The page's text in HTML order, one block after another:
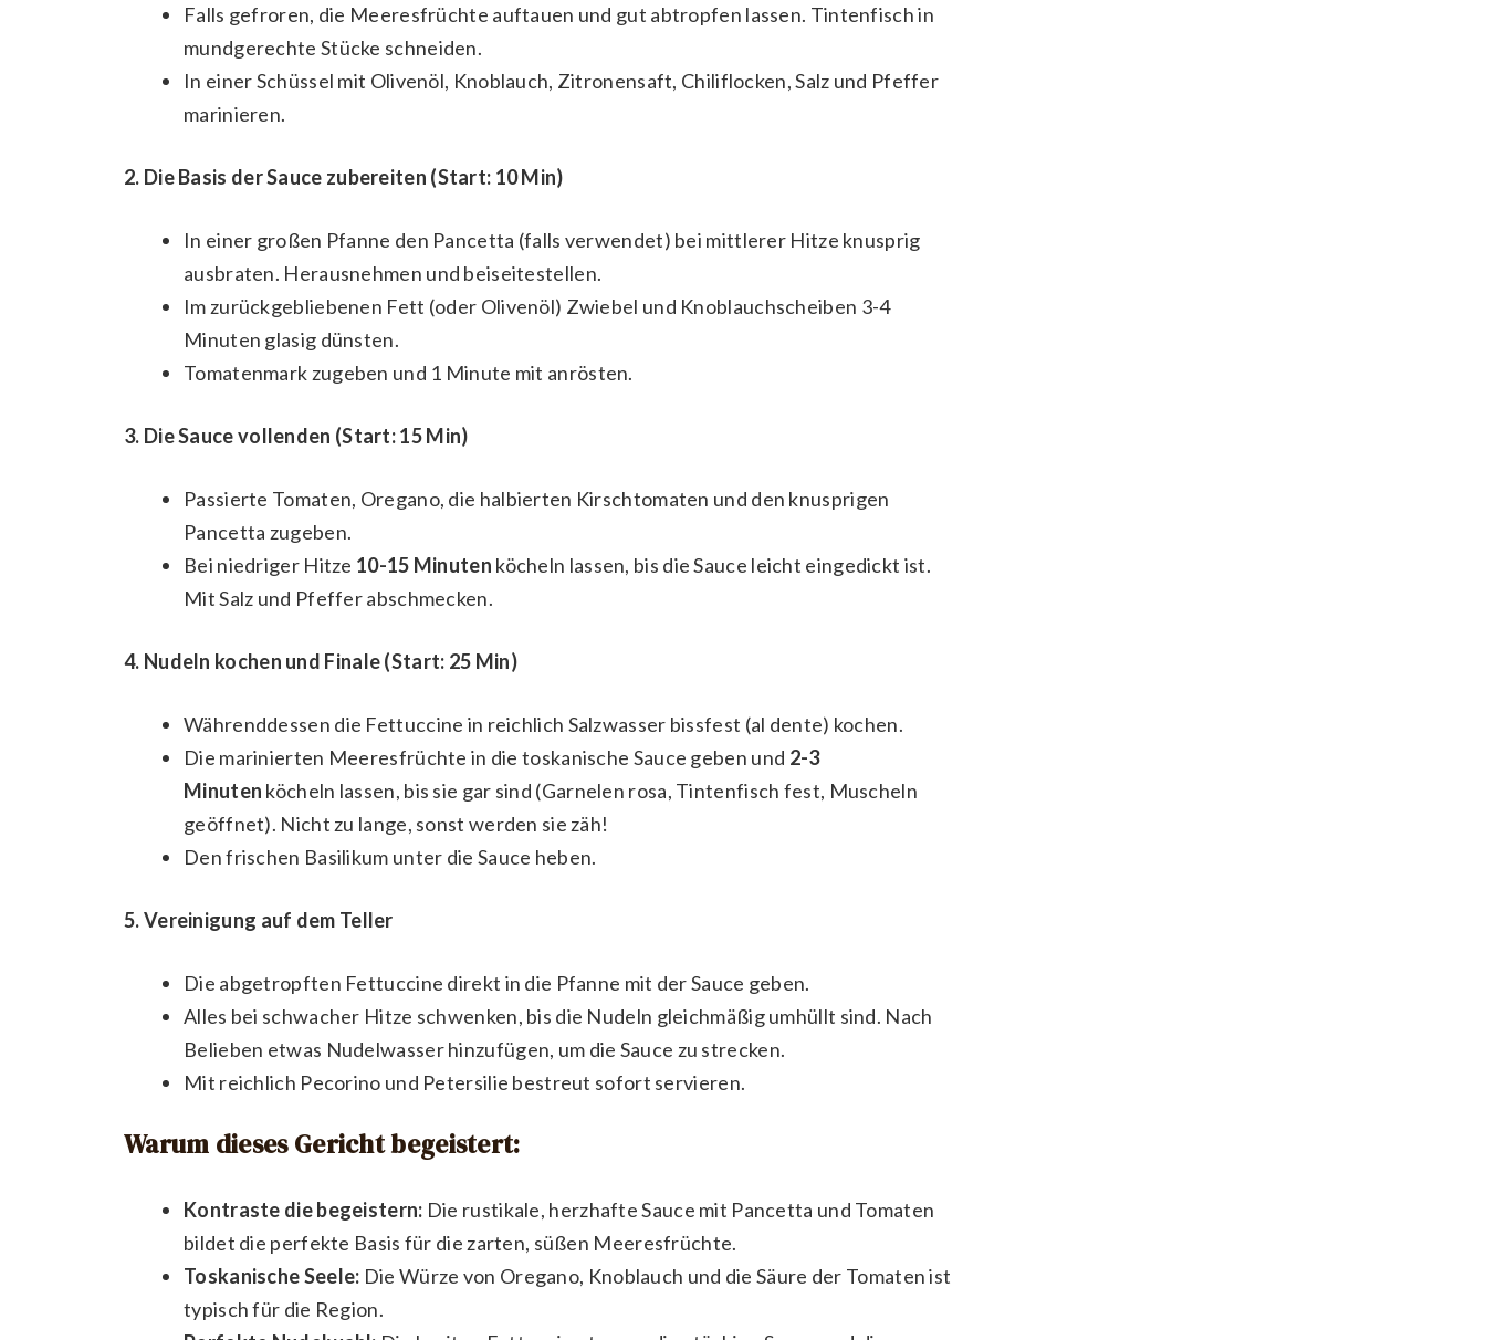
Falls gefroren, die Meeresfrüchte auftauen und gut abtropfen lassen. Tintenfisch in
mundgerechte Stücke schneiden.
In einer Schüssel mit Olivenöl, Knoblauch, Zitronensaft, Chiliflocken, Salz und Pfeffer
marinieren.
2. Die Basis der Sauce zubereiten (Start: 10 Min)
In einer großen Pfanne den Pancetta (falls verwendet) bei mittlerer Hitze knusprig
ausbraten. Herausnehmen und beiseitestellen.
Im zurückgebliebenen Fett (oder Olivenöl) Zwiebel und Knoblauchscheiben 3-4
Minuten glasig dünsten.
Tomatenmark zugeben und 1 Minute mit anrösten.
3. Die Sauce vollenden (Start: 15 Min)
Passierte Tomaten, Oregano, die halbierten Kirschtomaten und den knusprigen
Pancetta zugeben.
Bei niedriger Hitze 10-15 Minuten köcheln lassen, bis die Sauce leicht eingedickt ist.
Mit Salz und Pfeffer abschmecken.
4. Nudeln kochen und Finale (Start: 25 Min)
Währenddessen die Fettuccine in reichlich Salzwasser bissfest (al dente) kochen.
Die marinierten Meeresfrüchte in die toskanische Sauce geben und 2-3
Minuten köcheln lassen, bis sie gar sind (Garnelen rosa, Tintenfisch fest, Muscheln
geöffnet). Nicht zu lange, sonst werden sie zäh!
Den frischen Basilikum unter die Sauce heben.
5. Vereinigung auf dem Teller
Die abgetropften Fettuccine direkt in die Pfanne mit der Sauce geben.
Alles bei schwacher Hitze schwenken, bis die Nudeln gleichmäßig umhüllt sind. Nach
Belieben etwas Nudelwasser hinzufügen, um die Sauce zu strecken.
Mit reichlich Pecorino und Petersilie bestreut sofort servieren.
Warum dieses Gericht begeistert:
Kontraste die begeistern: Die rustikale, herzhafte Sauce mit Pancetta und Tomaten
bildet die perfekte Basis für die zarten, süßen Meeresfrüchte.
Toskanische Seele: Die Würze von Oregano, Knoblauch und die Säure der Tomaten ist
typisch für die Region.